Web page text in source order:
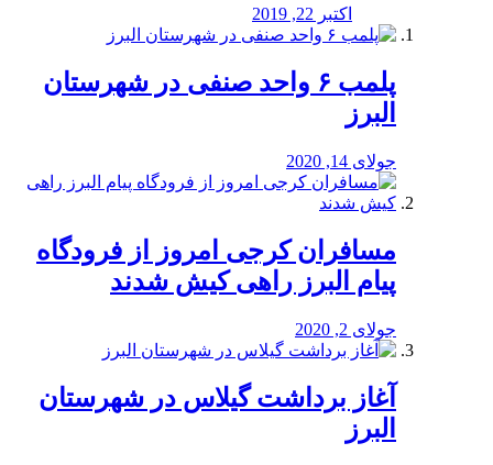
اکتبر 22, 2019
پلمب ۶ واحد صنفی در شهرستان
البرز
جولای 14, 2020
مسافران کرجی امروز از فرودگاه
پیام البرز راهی کیش شدند
جولای 2, 2020
آغاز برداشت گیلاس در شهرستان
البرز